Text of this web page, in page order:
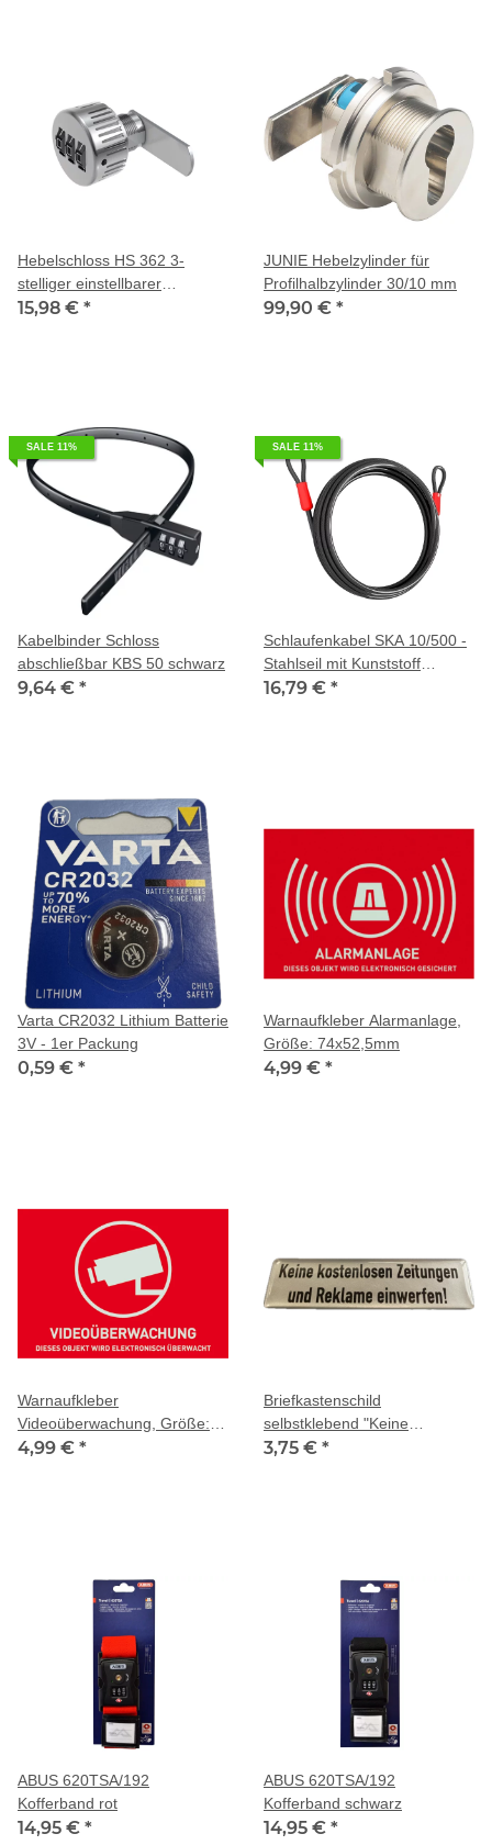
Hebelschloss HS 362 3-
stelliger einstellbarer
Zahlenkombination
15,98 € *
JUNIE Hebelzylinder für
Profilhalbzylinder 30/10 mm
99,90 € *
SALE 11%
Kabelbinder Schloss
abschließbar KBS 50 schwarz
9,64 € *
SALE 11%
Schlaufenkabel SKA 10/500 -
Stahlseil mit Kunststoff
ummantelt - 5 m lang, 10 mm
16,79 € *
Varta CR2032 Lithium Batterie
3V - 1er Packung
0,59 € *
Warnaufkleber Alarmanlage,
Größe: 74x52,5mm
4,99 € *
Warnaufkleber
Videoüberwachung, Größe:
74x52,5mm
4,99 € *
Briefkastenschild
selbstklebend "Keine
kostenlosen Zeitungen und
3,75 € *
ABUS 620TSA/192
Kofferband rot
14,95 € *
ABUS 620TSA/192
Kofferband schwarz
14,95 € *